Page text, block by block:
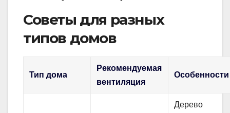
Советы для разных
типов домов
Тип дома
Рекомендуемая
вентиляция
Особенности
Дерево